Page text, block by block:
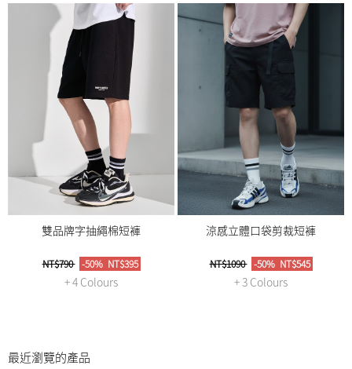
雙品牌字抽繩棉短褲
NT$790 -50% NT$395
+ 4 Colours
涼感立體口袋剪裁短褲
NT$1090 -50% NT$545
+ 3 Colours
最近瀏覽的產品